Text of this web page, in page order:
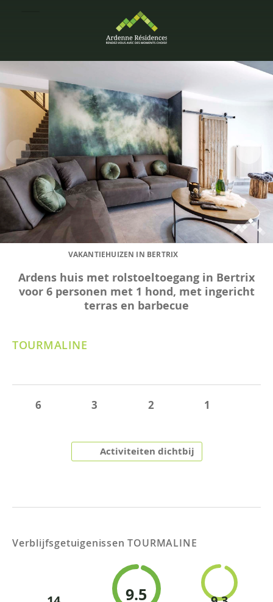
VAKANTIEHUIZEN IN BERTRIX
Ardens huis met rolstoeltoegang in Bertrix
voor 6 personen met 1 hond, met ingericht
terras en barbecue
TOURMALINE
6 3 2 1
Activiteiten dichtbij
VerblijfsgetuigenissenTOURMALINE
9.5